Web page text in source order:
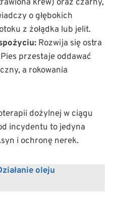
krew) oraz czarny,
o głębokich
z żołądka lub jelit.
Rozwija się ostra
przestaje oddawać
a rokowania
dożylnej w ciągu
incydentu to jedyna
i ochronę nerek.
oleju